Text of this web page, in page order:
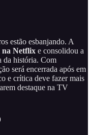
estão esbanjando. A
na Netflix e consolidou a
da história. Com
será encerrada após em
e crítica deve fazer mais
destaque na TV